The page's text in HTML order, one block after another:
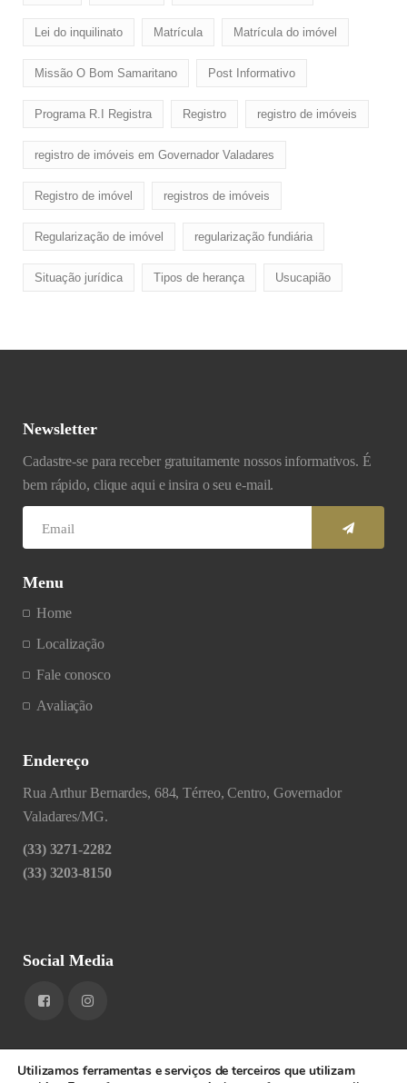
Lei do inquilinato Matrícula Matrícula do imóvel
Missão O Bom Samaritano Post Informativo
Programa R.I Registra Registro registro de imóveis
registro de imóveis em Governador Valadares
Registro de imóvel registros de imóveis
Regularização de imóvel regularização fundiária
Situação jurídica Tipos de herança Usucapião
Newsletter
Cadastre-se para receber gratuitamente nossos informativos. É
bem rápido, clique aqui e insira o seu e-mail.
Menu
Home
Localização
Fale conosco
Avaliação
Endereço
Rua Arthur Bernardes, 684, Térreo, Centro, Governador
Valadares/MG.
(33) 3271-2282
(33) 3203-8150
Social Media
Utilizamos ferramentas e serviços de terceiros que utilizam